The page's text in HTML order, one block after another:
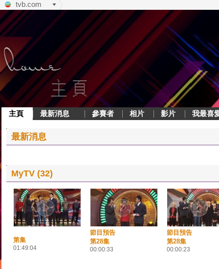
tvb.com
主頁 最新消息 參賽者 相片 影片 我最喜
最新消息
MyTV (32)
第集
01:49:04
節目預告
第28集
00:00:33
節目預告
第28集
00:00:23